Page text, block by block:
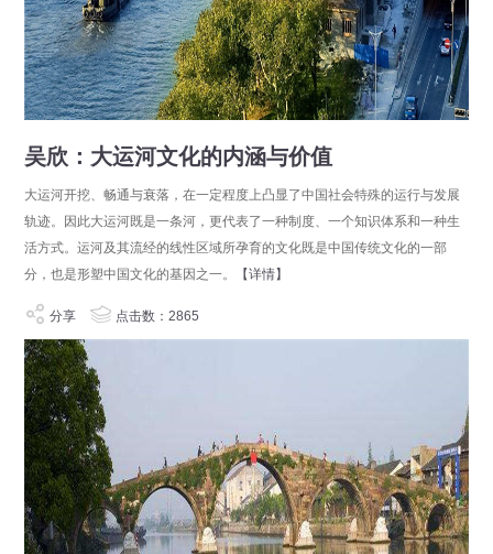
吴欣：大运河文化的内涵与价值
大运河开挖、畅通与衰落，在一定程度上凸显了中国社会特殊的运行与发展
轨迹。因此大运河既是一条河，更代表了一种制度、一个知识体系和一种生
活方式。运河及其流经的线性区域所孕育的文化既是中国传统文化的一部
分，也是形塑中国文化的基因之一。
【详情】
分享 点击数：2865